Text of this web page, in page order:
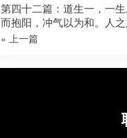
第四十二篇：道生一，一
而抱阳，冲气以为和。人
为称。故物或损之而益，
« 上一篇